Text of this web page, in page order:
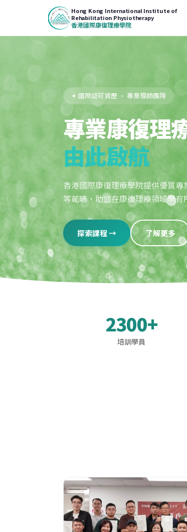
Hong Kong International Institute of
Rehabilitation Physiotherapy
香港國際康復理療學院
✦ 國際認可資歷 · 專業導師團隊
專業康復理
由此啟航
香港國際康復理療學院提供優質
等範疇，助您在康復理療領域學有
探索課程 → 了解更多
2300+
培訓學員